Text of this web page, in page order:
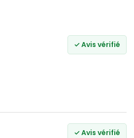
✓ Avis vérifié
✓ Avis vérifié